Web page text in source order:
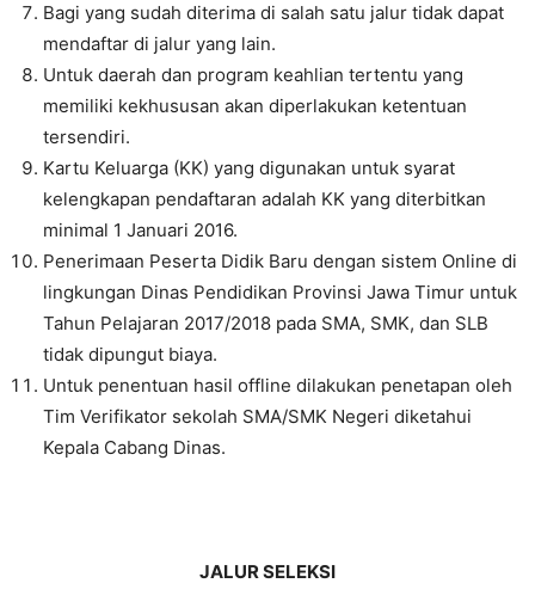
Bagi yang sudah diterima di salah satu jalur tidak dapat
mendaftar di jalur yang lain.
Untuk daerah dan program keahlian tertentu yang
memiliki kekhususan akan diperlakukan ketentuan
tersendiri.
Kartu Keluarga (KK) yang digunakan untuk syarat
kelengkapan pendaftaran adalah KK yang diterbitkan
minimal 1 Januari 2016.
Penerimaan Peserta Didik Baru dengan sistem Online di
lingkungan Dinas Pendidikan Provinsi Jawa Timur untuk
Tahun Pelajaran 2017/2018 pada SMA, SMK, dan SLB
tidak dipungut biaya.
Untuk penentuan hasil offline dilakukan penetapan oleh
Tim Verifikator sekolah SMA/SMK Negeri diketahui
Kepala Cabang Dinas.
JALUR SELEKSI